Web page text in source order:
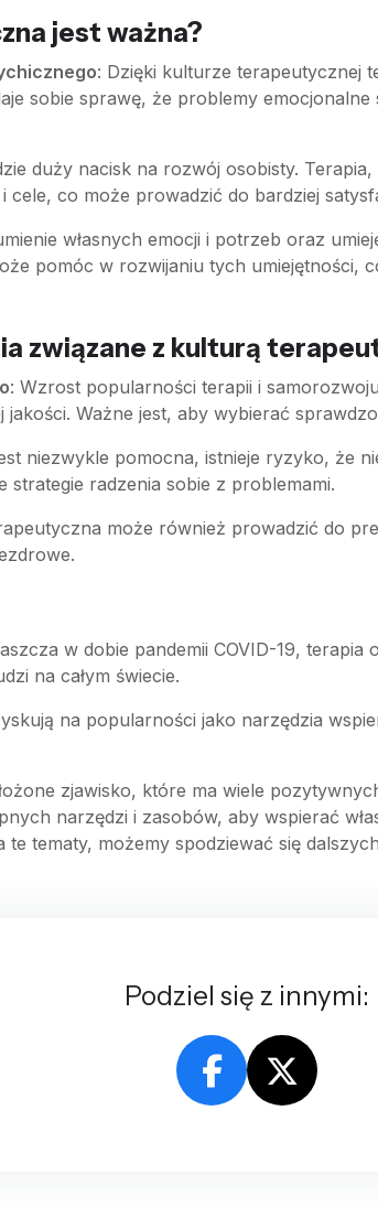
jest ważna?
: Dzięki kulturze terapeutycznej
sobie sprawę, że problemy
duży nacisk na rozwój osobisty.
cele, co może prowadzić do bardziej
własnych emocji i potrzeb oraz
pomóc w rozwijaniu tych umiejętności,
związane z kulturą
: Wzrost popularności terapii i
Ważne jest, aby wybierać
niezwykle pomocna, istnieje ryzyko, że
strategie radzenia sobie z problemami.
może również prowadzić do
w dobie pandemii COVID-19,
na całym świecie.
na popularności jako narzędzia
zjawisko, które ma wiele
narzędzi i zasobów, aby wspierać
tematy, możemy spodziewać się
Podziel się z innymi: